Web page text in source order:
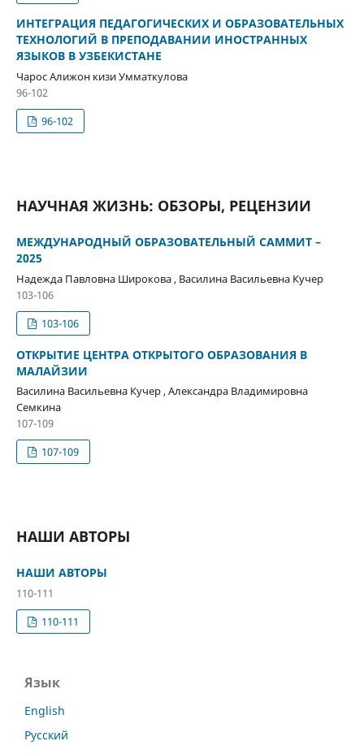
ИНТЕГРАЦИЯ ПЕДАГОГИЧЕСКИХ И ОБРАЗОВАТЕЛЬНЫХ
ТЕХНОЛОГИЙ В ПРЕПОДАВАНИИ ИНОСТРАННЫХ
ЯЗЫКОВ В УЗБЕКИСТАНЕ
Чарос Алижон кизи Умматкулова
96-102
96-102
НАУЧНАЯ ЖИЗНЬ: ОБЗОРЫ, РЕЦЕНЗИИ
МЕЖДУНАРОДНЫЙ ОБРАЗОВАТЕЛЬНЫЙ САММИТ –
2025
Надежда Павловна Широкова , Василина Васильевна Кучер
103-106
103-106
ОТКРЫТИЕ ЦЕНТРА ОТКРЫТОГО ОБРАЗОВАНИЯ В
МАЛАЙЗИИ
Василина Васильевна Кучер , Александра Владимировна
Семкина
107-109
107-109
НАШИ АВТОРЫ
НАШИ АВТОРЫ
110-111
110-111
Язык
English
Русский